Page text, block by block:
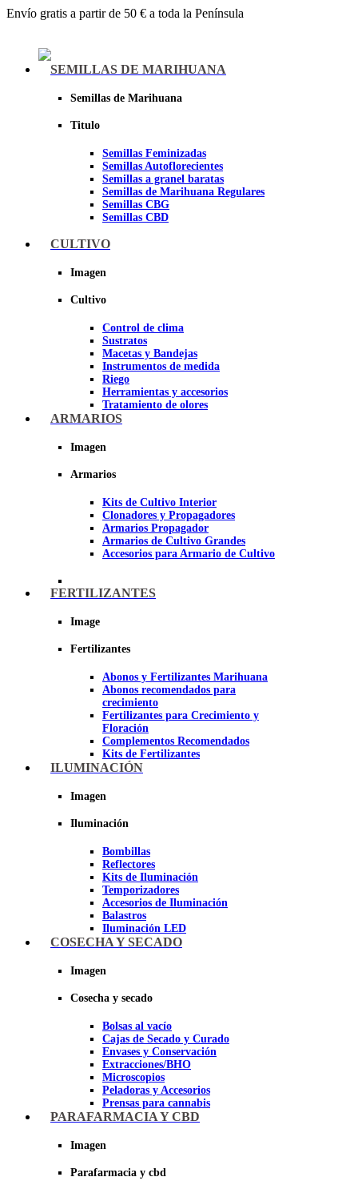
Envío gratis a partir de 50 € a toda la Península
SEMILLAS DE MARIHUANA
Semillas de Marihuana
Titulo
Semillas Feminizadas
Semillas Autoflorecientes
Semillas a granel baratas
Semillas de Marihuana Regulares
Semillas CBG
Semillas CBD
Sheer seeds
CULTIVO
Imagen
Cultivo
Control de clima
Sustratos
Macetas y Bandejas
Instrumentos de medida
Riego
Herramientas y accesorios
Tratamiento de olores
Insecticidas y fungicidas
Papel Reflectante para cultivo de
ARMARIOS
Imagen
Armarios
Kits de Cultivo Interior
Clonadores y Propagadores
Armarios Propagador
Armarios de Cultivo Grandes
Accesorios para Armario de Cultivo
FERTILIZANTES
Image
Fertilizantes
Abonos y Fertilizantes Marihuana
Abonos recomendados para
crecimiento
Fertilizantes para Crecimiento y
Floración
Complementos Recomendados
Kits de Fertilizantes
ILUMINACIÓN
Imagen
Iluminación
Bombillas
Reflectores
Kits de Iluminación
Temporizadores
Accesorios de Iluminación
Balastros
Iluminación LED
Iluminación LEC
COSECHA Y SECADO
Imagen
Cosecha y secado
Bolsas al vacío
Cajas de Secado y Curado
Envases y Conservación
Extracciones/BHO
Microscopios
Peladoras y Accesorios
Prensas para cannabis
Secadores de cogollos
PARAFARMACIA Y CBD
Imagen
Parafarmacia y cbd